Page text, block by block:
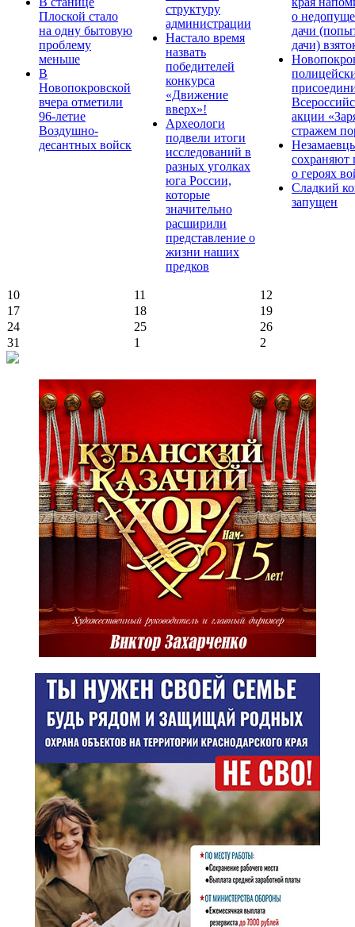
Плоской стало
на одну бытовую
проблему
меньше
В
Новопокровской
вчера отметили
96-летие
Воздушно-
десантных войск
структуру
администрации
Настало время
назвать
победителей
конкурса
«Движение
вверх»!
Археологи
подвели итоги
исследований в
разных уголках
юга России,
которые
значительно
расширили
представление о
жизни наших
предков
о
дачи
дачи)
акции
стражем
сохраняют
о героях
Сладкий
запущен
10 11
12
17
18
19
24
25
26
31
1 2